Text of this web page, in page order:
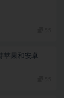
苹果和安卓